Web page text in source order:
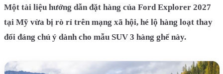
Một tài liệu hướng dẫn đặt hàng của Ford Explorer 2027
tại Mỹ vừa bị rò rỉ trên mạng xã hội, hé lộ hàng loạt thay
đổi đáng chú ý dành cho mẫu SUV 3 hàng ghế này.